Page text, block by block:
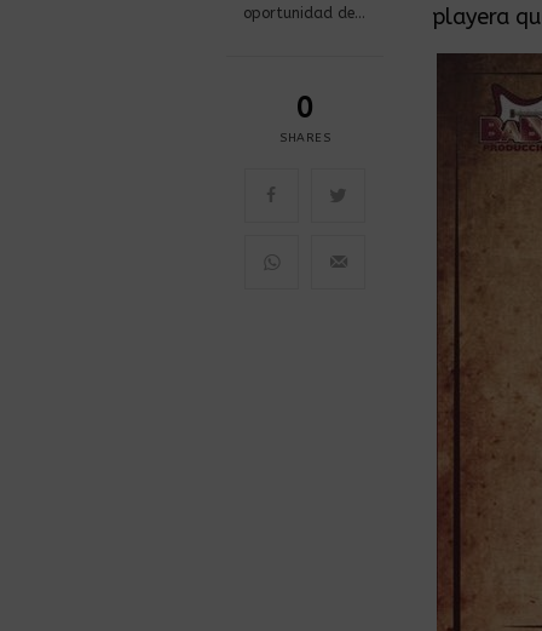
oportunidad de…
0
SHARES
playera